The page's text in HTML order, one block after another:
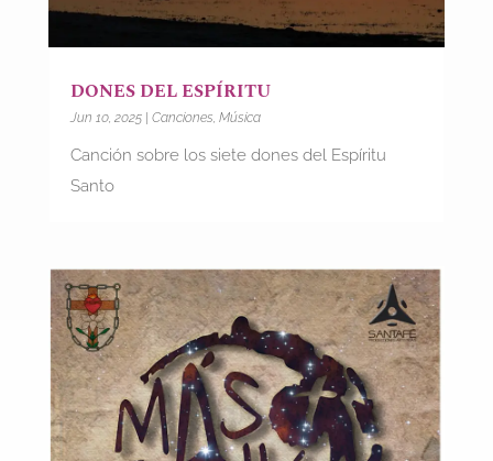
DONES DEL ESPÍRITU
Jun 10, 2025| Canciones, Música
Canción sobre los siete dones del Espíritu
Santo